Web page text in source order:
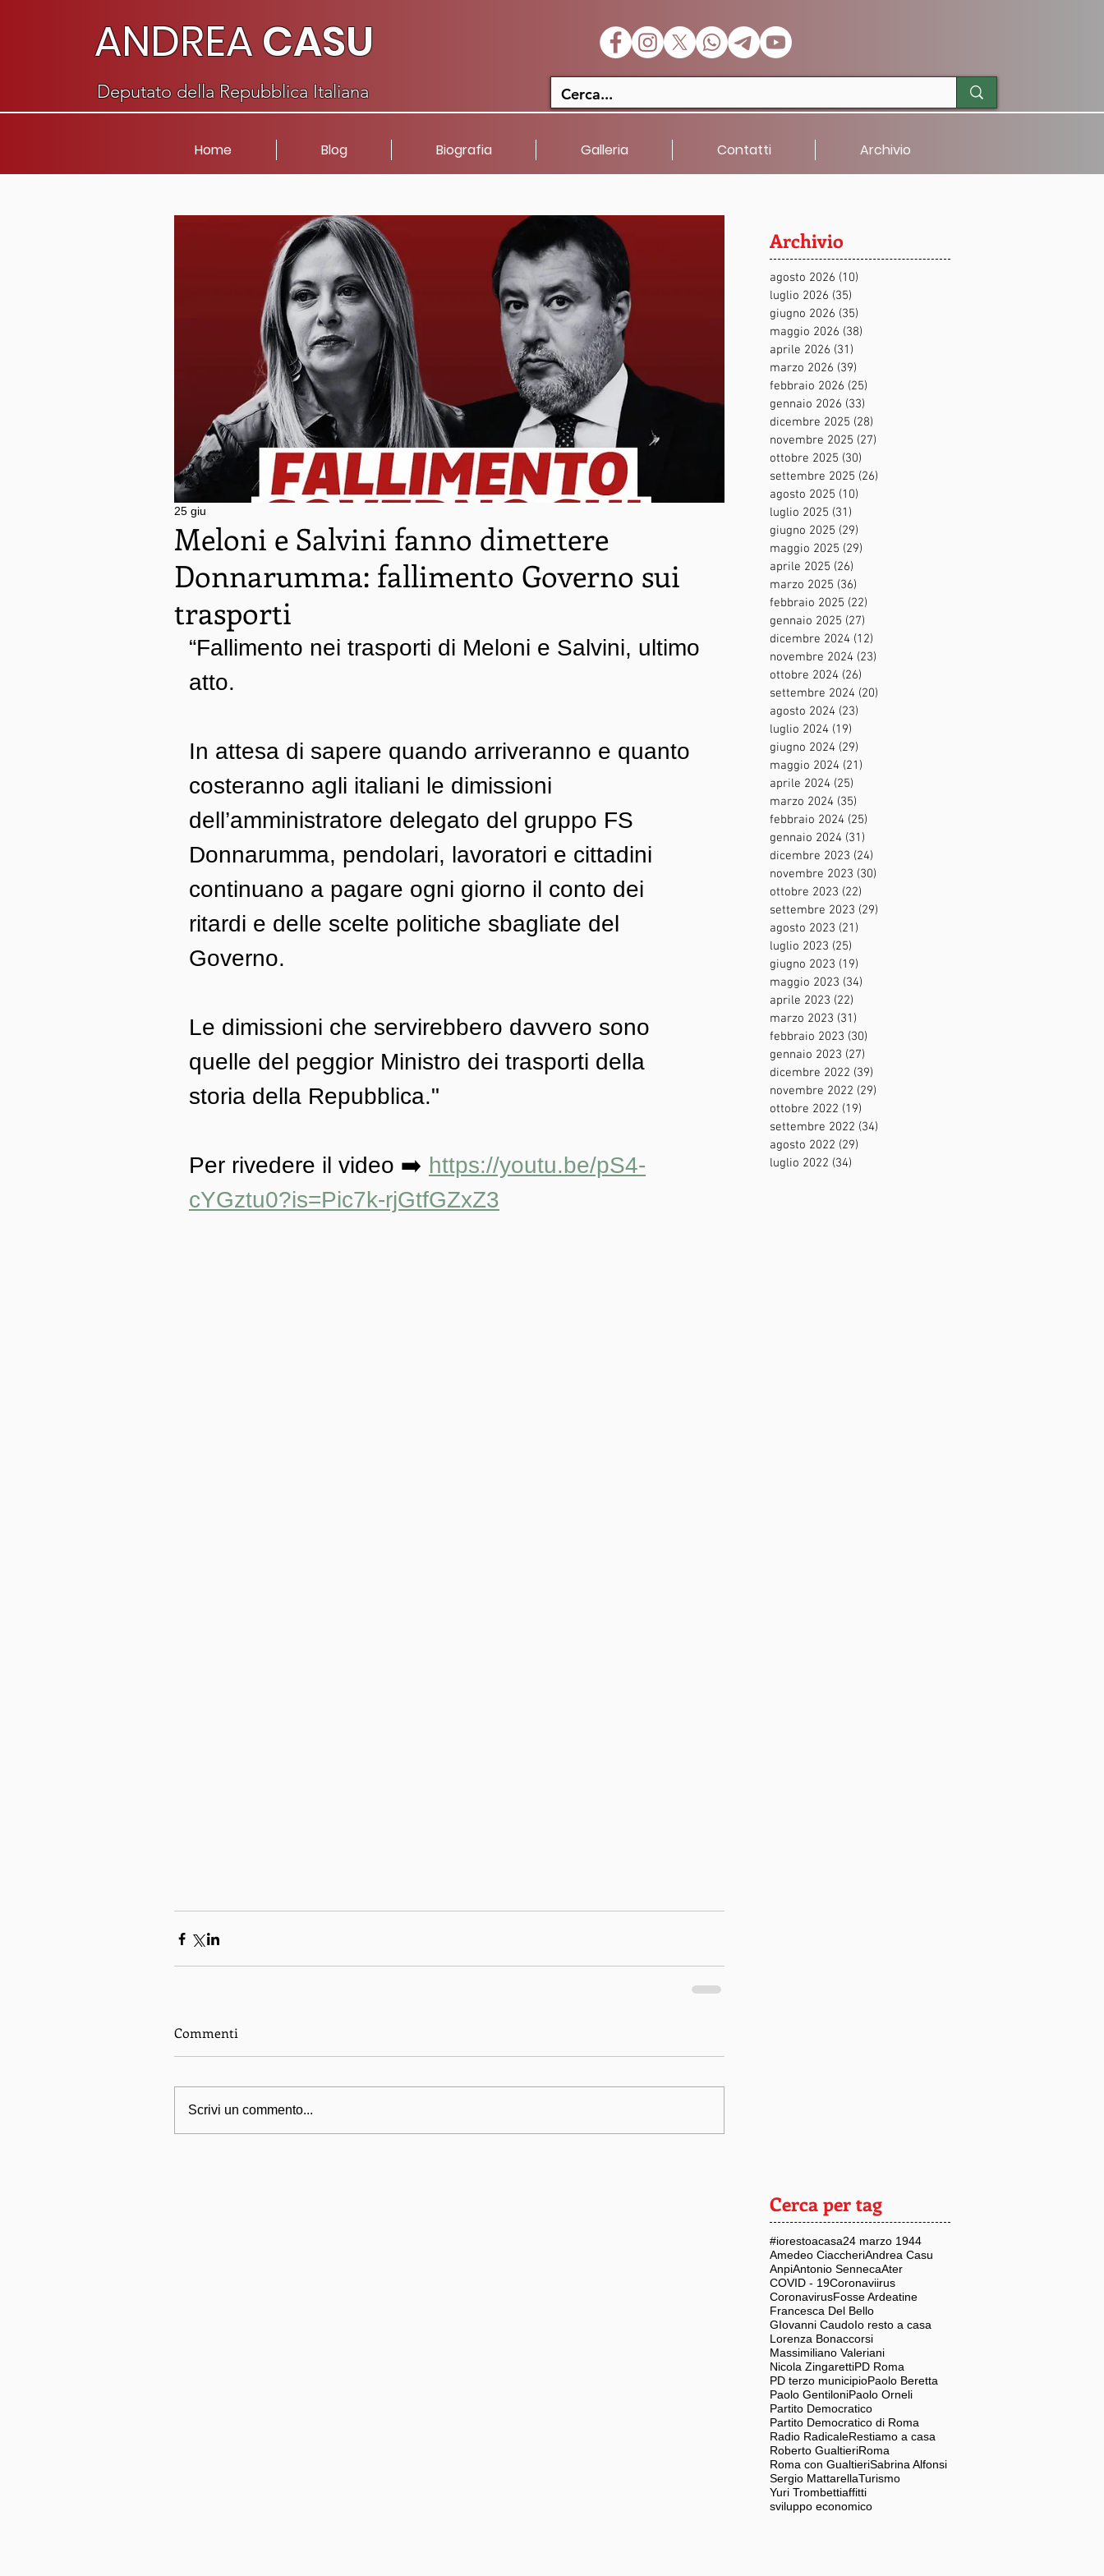
ANDREACASU
Deputato della Repubblica Italiana
Home Blog Biografia Galleria Contatti Archivio
Meloni e Salvini fanno dimettere
Donnarumma: fallimento Governo sui
trasporti
25 giu
“Fallimento nei trasporti di Meloni e Salvini, ultimo
atto.
In attesa di sapere quando arriveranno e quanto
costeranno agli italiani le dimissioni
dell’amministratore delegato del gruppo FS
Donnarumma, pendolari, lavoratori e cittadini
continuano a pagare ogni giorno il conto dei
ritardi e delle scelte politiche sbagliate del
Governo.
Le dimissioni che servirebbero davvero sono
quelle del peggior Ministro dei trasporti della
storia della Repubblica."
Per rivedere il video ➡️ https://youtu.be/pS4-
cYGztu0?is=Pic7k-rjGtfGZxZ3
Commenti
Scrivi un commento...
Archivio
agosto 2026 (10)
luglio 2026 (35)
giugno 2026 (35)
maggio 2026 (38)
aprile 2026 (31)
marzo 2026 (39)
febbraio 2026 (25)
gennaio 2026 (33)
dicembre 2025 (28)
novembre 2025 (27)
ottobre 2025 (30)
settembre 2025 (26)
agosto 2025 (10)
luglio 2025 (31)
giugno 2025 (29)
maggio 2025 (29)
aprile 2025 (26)
marzo 2025 (36)
febbraio 2025 (22)
gennaio 2025 (27)
dicembre 2024 (12)
novembre 2024 (23)
ottobre 2024 (26)
settembre 2024 (20)
agosto 2024 (23)
luglio 2024 (19)
giugno 2024 (29)
maggio 2024 (21)
aprile 2024 (25)
marzo 2024 (35)
febbraio 2024 (25)
gennaio 2024 (31)
dicembre 2023 (24)
novembre 2023 (30)
ottobre 2023 (22)
settembre 2023 (29)
agosto 2023 (21)
luglio 2023 (25)
giugno 2023 (19)
maggio 2023 (34)
aprile 2023 (22)
marzo 2023 (31)
febbraio 2023 (30)
gennaio 2023 (27)
dicembre 2022 (39)
novembre 2022 (29)
ottobre 2022 (19)
settembre 2022 (34)
agosto 2022 (29)
luglio 2022 (34)
Cerca per tag
#iorestoacasa24 marzo 1944
Amedeo CiaccheriAndrea Casu
AnpiAntonio SennecaAter
COVID - 19Coronaviirus
CoronavirusFosse Ardeatine
Francesca Del Bello
GIovanni CaudoIo resto a casa
Lorenza Bonaccorsi
Massimiliano Valeriani
Nicola ZingarettiPD Roma
PD terzo municipioPaolo Beretta
Paolo GentiloniPaolo Orneli
Partito Democratico
Partito Democratico di Roma
Radio RadicaleRestiamo a casa
Roberto GualtieriRoma
Roma con GualtieriSabrina Alfonsi
Sergio MattarellaTurismo
Yuri Trombettiaffitti
sviluppo economico